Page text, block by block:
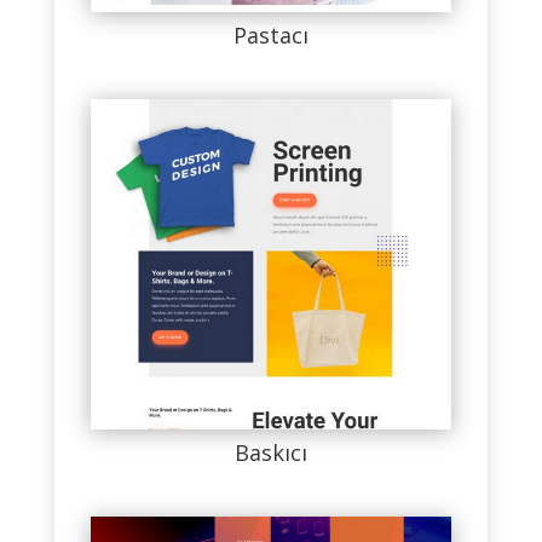
Pastacı
Baskıcı